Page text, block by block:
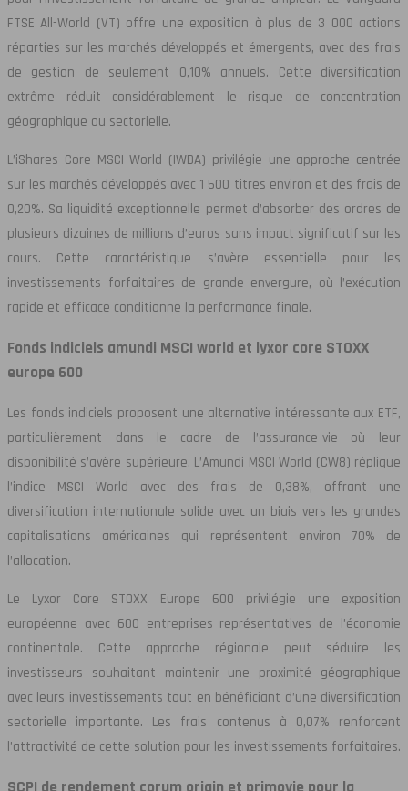
FTSE All-World (VT) offre une exposition à plus de 3 000 actions
réparties sur les marchés développés et émergents, avec des frais
de gestion de seulement 0,10% annuels. Cette diversification
extrême réduit considérablement le risque de concentration
géographique ou sectorielle.
L’iShares Core MSCI World (IWDA) privilégie une approche centrée
sur les marchés développés avec 1 500 titres environ et des frais de
0,20%. Sa liquidité exceptionnelle permet d’absorber des ordres de
plusieurs dizaines de millions d’euros sans impact significatif sur les
cours. Cette caractéristique s’avère essentielle pour les
investissements forfaitaires de grande envergure, où l’exécution
rapide et efficace conditionne la performance finale.
Fonds indiciels amundi MSCI world et lyxor core STOXX
europe 600
Les fonds indiciels proposent une alternative intéressante aux ETF,
particulièrement dans le cadre de l’assurance-vie où leur
disponibilité s’avère supérieure. L’Amundi MSCI World (CW8) réplique
l’indice MSCI World avec des frais de 0,38%, offrant une
diversification internationale solide avec un biais vers les grandes
capitalisations américaines qui représentent environ 70% de
l’allocation.
Le Lyxor Core STOXX Europe 600 privilégie une exposition
européenne avec 600 entreprises représentatives de l’économie
continentale. Cette approche régionale peut séduire les
investisseurs souhaitant maintenir une proximité géographique
avec leurs investissements tout en bénéficiant d’une diversification
sectorielle importante. Les frais contenus à 0,07% renforcent
l’attractivité de cette solution pour les investissements forfaitaires.